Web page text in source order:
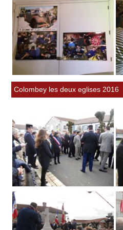
Colombey les deux eglises 2016